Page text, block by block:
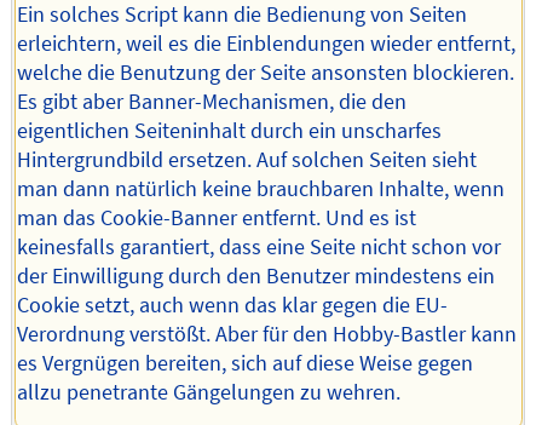
Ein solches Script kann die Bedienung von Seiten
erleichtern, weil es die Einblendungen wieder entfernt,
welche die Benutzung der Seite ansonsten blockieren.
Es gibt aber Banner-Mechanismen, die den
eigentlichen Seiteninhalt durch ein unscharfes
Hintergrundbild ersetzen. Auf solchen Seiten sieht
man dann natürlich keine brauchbaren Inhalte, wenn
man das Cookie-Banner entfernt. Und es ist
keinesfalls garantiert, dass eine Seite nicht schon vor
der Einwilligung durch den Benutzer mindestens ein
Cookie setzt, auch wenn das klar gegen die EU-
Verordnung verstößt. Aber für den Hobby-Bastler kann
es Vergnügen bereiten, sich auf diese Weise gegen
allzu penetrante Gängelungen zu wehren.